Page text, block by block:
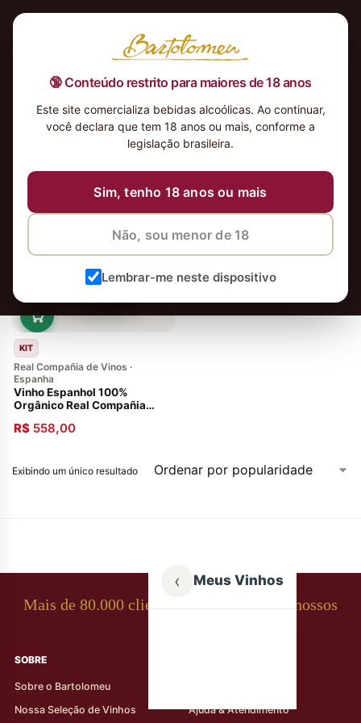
🔞 Conteúdo restrito para maiores de 18 anos
Este site comercializa bebidas alcoólicas. Ao continuar,
você declara que tem 18 anos ou mais, conforme a
legislação brasileira.
Sim, tenho 18 anos ou mais
Não, sou menor de 18
Lembrar-me neste dispositivo
KIT
Real Compañia de Vinos ·
Espanha
Vinho Espanhol 100%
Orgânico Real Compañia
Garrafas 750ml
R$ 558,00
Exibindo um único resultado
‹ Meus Vinhos
Mais de 80.000 clientes apaixonados por nossos
SOBRE
Sobre o Bartolomeu
Nossa Seleção de Vinhos
Ajuda & Atendimento